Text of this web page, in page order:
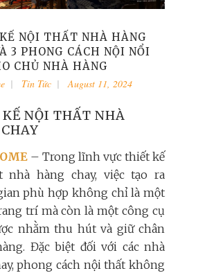
NỘI THẤT NHÀ HÀNG
3 PHONG CÁCH NỘI NỔI
CHỦ NHÀ HÀNG
Tin Tức August 11, 2024
NỘI THẤT NHÀ
– Trong lĩnh vực thiết kế
nhà hàng chay, việc tạo ra
phù hợp không chỉ là một
trí mà còn là một công cụ
nhằm thu hút và giữ chân
Đặc biệt đối với các nhà
phong cách nội thất không